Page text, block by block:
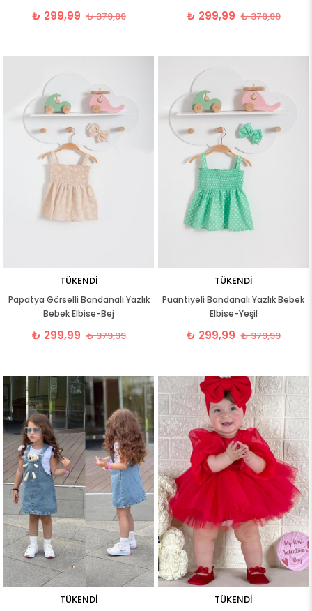
₺ 299,99 ₺ 379,99 ₺ 299,99 ₺ 379,99
TÜKENDI
Papatya Görselli Bandanalı Yazlık
Bebek Elbise-Bej
₺ 299,99 ₺ 379,99
TÜKENDI
Puantiyeli Bandanalı Yazlık Bebek
Elbise-Yeşil
₺ 299,99 ₺ 379,99
TÜKENDI TÜKENDI